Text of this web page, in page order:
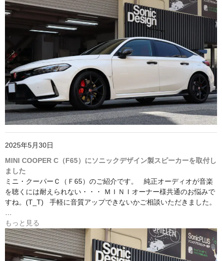
2025年5月30日
MINI COOPER C（F65）にソニックデザイン製スピーカーを取付し
ました
ミニ・クーパーＣ（Ｆ65）のご紹介です。 純正オーディオが音楽
を聴くには耐えられない・・・ ＭＩＮＩオーナー様共通のお悩みで
すね。(T_T) 手軽に音質アップできないかご相談いただきました。
…
もっと見る